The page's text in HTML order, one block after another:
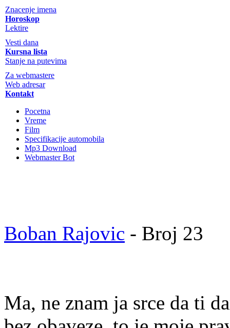
Znacenje imena
Horoskop
Lektire
Vesti dana
Kursna lista
Stanje na putevima
Za webmastere
Web adresar
Kontakt
Pocetna
Vreme
Film
Specifikacije automobila
Mp3 Download
Webmaster Bot
Boban Rajovic - Broj 23
Ma, ne znam ja srce da ti